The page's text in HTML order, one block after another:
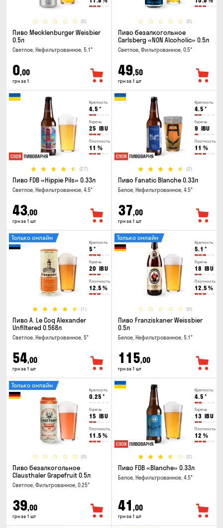
(0)
Пиво Mecklenburger Weisbier
0.5л
Светлое, Нефильтрованное, 5.1°
0,00
грн за 1
(0)
Пиво безалкогольное
Carlsberg «NON Alcoholic» 0.5л
Светлое, Фильтрованное, 0.5°
49,50
грн за 1 шт
Крепость
4.5 °
Горечь
25 IBU
Плотность
11 %
(27)
Пиво FDB «Hippie Pils» 0.33л
Светлое, Нефильтрованное, 4.5°
43,00
грн за 1 шт
Крепость
4.5 °
Горечь
9 IBU
Плотность
11 %
(2)
Пиво Fanatic Blanche 0.33л
Белое, Нефильтрованное, 4.5°
37,00
грн за 1 шт
Крепость
5 °
Горечь
20 IBU
Плотность
12.5 %
(1)
Только онлайн
Пиво A. Le Coq Alexander
Unfiltered 0.568л
Светлое, Нефильтрованное, 5°
54,00
грн за 1 шт
Крепость
5.1 °
Горечь
18 IBU
Плотность
12.5 %
(0)
Только онлайн
Пиво Franziskaner Weissbier
0.5л
Белое, Нефильтрованное, 5.1°
115,00
грн за 1 шт
Крепость
0.25 °
Горечь
15 IBU
Плотность
11.5 %
(0)
Только онлайн
Пиво безалкогольное
Clausthaler Grapefruit 0.5л
Светлое, Фильтрованное, 0.25°
39,00
грн за 1 шт
Крепость
4.5 °
Горечь
13 IBU
Плотность
12 %
(2)
Пиво FDB «Blanche» 0.33л
Белое, Нефильтрованное, 4.5°
41 ,00
грн за 1 шт